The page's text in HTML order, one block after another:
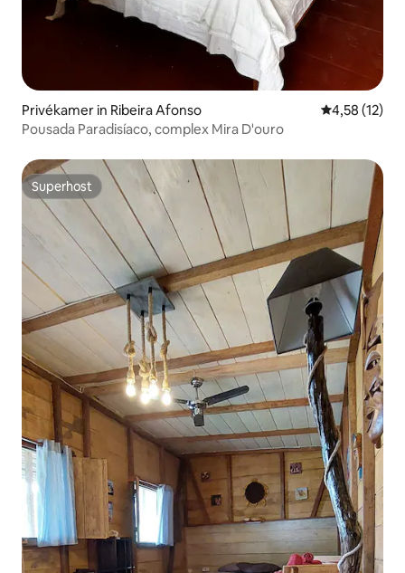
Privékamer in Ribeira Afonso Gemiddelde
4,58 (12)
Pousada Paradisíaco, complex Mira D'ouro
Superhost
Superhost